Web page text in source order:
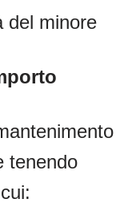
del minore
tenendo